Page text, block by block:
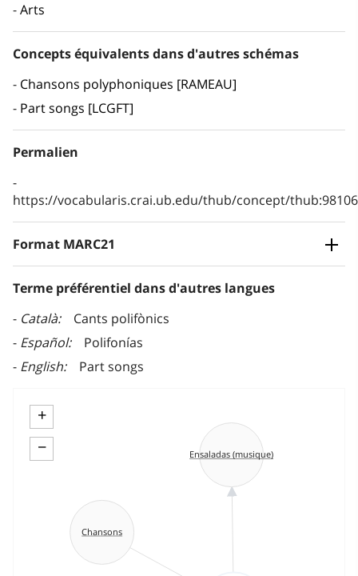
Arts
Concepts équivalents dans d'autres schémas
Chansons polyphoniques [RAMEAU]
Part songs [LCGFT]
Permalien
https://vocabularis.crai.ub.edu/thub/concept/
Format MARC21
Terme préférentiel dans d'autres langues
Català
Cants polifònics
Español
Polifonías
English
Part songs
+
−
Ensaladas (musique)
Chansons